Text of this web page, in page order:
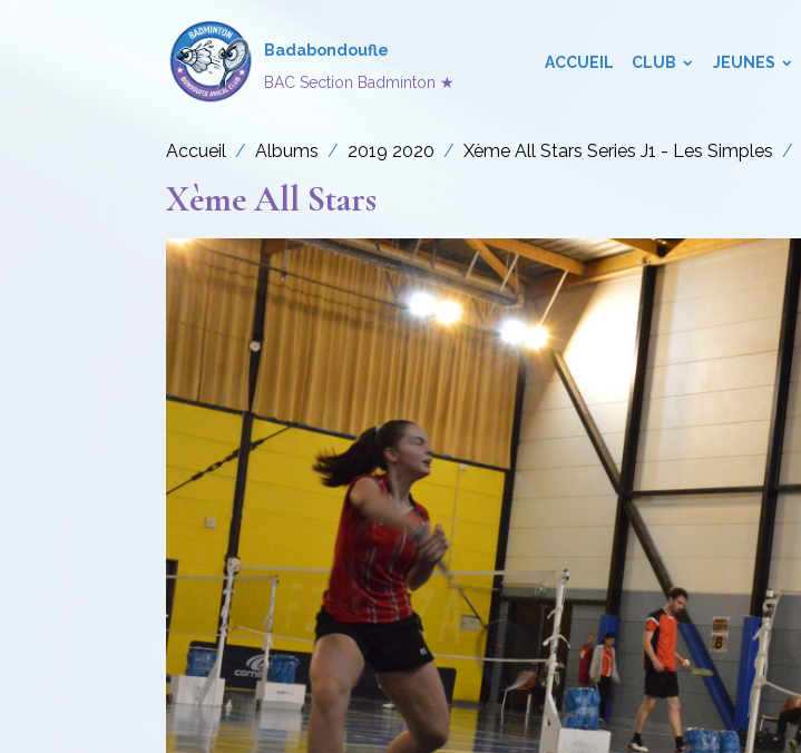
Badabondoufle
BAC Section Badminton ★
ACCUEIL CLUB JEUNES
Accueil Albums 2019 2020 Xème All Stars Series J1 - Les Simples
Xème All Stars